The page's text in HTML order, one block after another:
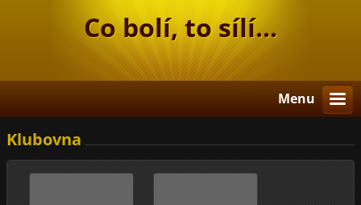
Co bolí, to sílí...
Menu
Klubovna